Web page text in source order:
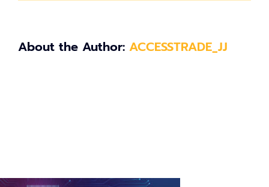
About the Author: ACCESSTRADE_JJ